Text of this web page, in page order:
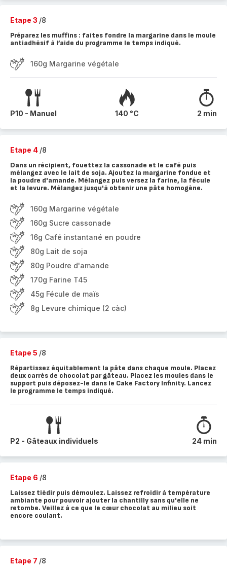
Etape 3 /8
Préparez les muffins : faites fondre la margarine dans le moule
antiadhésif à l’aide du programme le temps indiqué.
160g Margarine végétale
P10 - Manuel 140 °C 2 min
Etape 4 /8
Dans un récipient, fouettez la cassonade et le café puis
mélangez avec le lait de soja. Ajoutez la margarine fondue et
la poudre d'amande. Mélangez puis versez la farine, la fécule
et la levure. Mélangez jusqu'à obtenir une pâte homogène.
160g Margarine végétale
160g Sucre cassonade
16g Café instantané en poudre
80g Lait de soja
80g Poudre d'amande
170g Farine T45
45g Fécule de maïs
8g Levure chimique (2 càc)
Etape 5 /8
Répartissez équitablement la pâte dans chaque moule. Placez
deux carrés de chocolat par gâteau. Placez les moules dans le
support puis déposez-le dans le Cake Factory Infinity. Lancez
le programme le temps indiqué.
P2 - Gâteaux individuels 24 min
Etape 6 /8
Laissez tiédir puis démoulez. Laissez refroidir à température
ambiante pour pouvoir ajouter la chantilly sans qu'elle ne
retombe. Veillez à ce que le cœur chocolat au milieu soit
encore coulant.
Etape 7 /8